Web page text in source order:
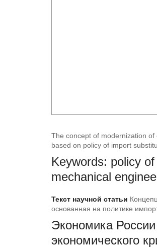
The concept of modernization
based on policy of import
Keywords: policy
mechanical
Текст научной статьи
основанная на политике
Экономика
экономического